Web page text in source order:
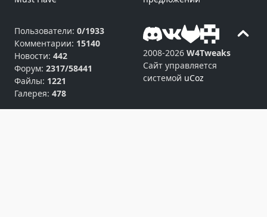
Пользователи: 0/1933
Комментарии: 15140
Новости: 442
Форум: 2317/58441
Файлы: 1221
Галерея: 478
2008-2026 W4Tweaks
Сайт управляется
системой uCoz